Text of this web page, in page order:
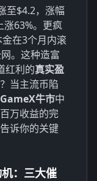
至$4.2，涨幅
涨63%。更疯
在3个月内滚
。这种造富
红利的真实盈
当主流币陷
GameX牛市中
万收益的完
诉你的关键
：三大催